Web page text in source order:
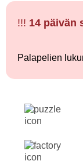
!!! 14 päivän
Palapelien